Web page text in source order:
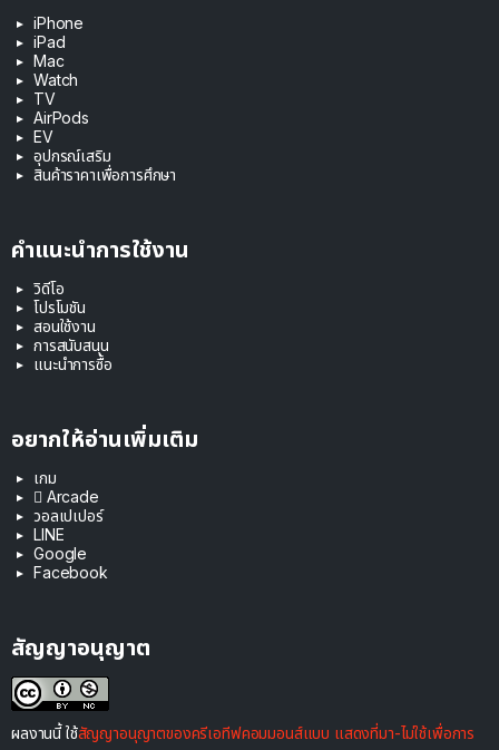
iPhone
iPad
Mac
Watch
TV
AirPods
EV
อุปกรณ์เสริม
สินค้าราคาเพื่อการศึกษา
คำแนะนำการใช้งาน
วิดีโอ
โปรโมชัน
สอนใช้งาน
การสนับสนุน
แนะนำการซื้อ
อยากให้อ่านเพิ่มเติม
เกม
 Arcade
วอลเปเปอร์
LINE
Google
Facebook
สัญญาอนุญาต
ผลงานนี้ ใช้สัญญาอนุญาตของครีเอทีฟคอมมอนส์แบบ แสดงที่มา-ไม่ใช้เพื่อการ